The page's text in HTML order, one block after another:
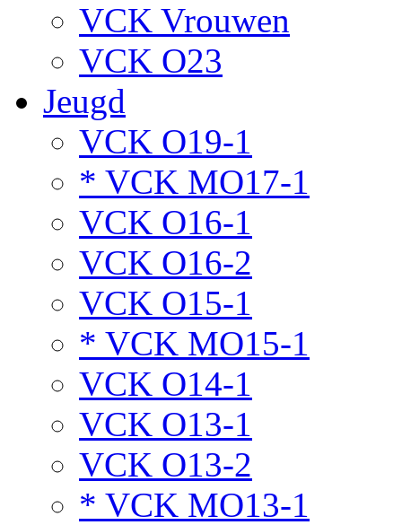
VCK Vrouwen
VCK O23
Jeugd
VCK O19-1
* VCK MO17-1
VCK O16-1
VCK O16-2
VCK O15-1
* VCK MO15-1
VCK O14-1
VCK O13-1
VCK O13-2
* VCK MO13-1